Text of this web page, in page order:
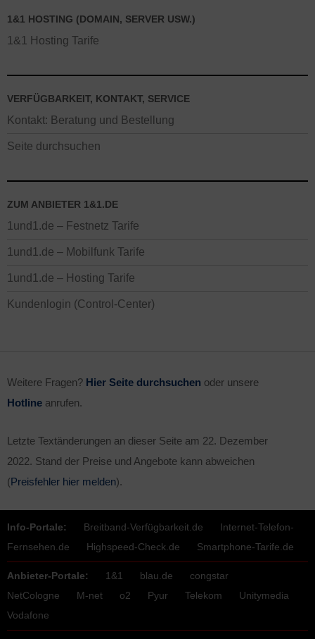
1&1 HOSTING (DOMAIN, SERVER USW.)
1&1 Hosting Tarife
VERFÜGBARKEIT, KONTAKT, SERVICE
Kontakt: Beratung und Bestellung
Seite durchsuchen
ZUM ANBIETER 1&1.DE
1und1.de – Festnetz Tarife
1und1.de – Mobilfunk Tarife
1und1.de – Hosting Tarife
Kundenlogin (Control-Center)
Weitere Fragen? Hier Seite durchsuchen oder unsere
Hotline anrufen.
Letzte Textänderungen an dieser Seite am 22. Dezember
2022. Stand der Preise und Angebote kann abweichen
(Preisfehler hier melden).
Info-Portale: Breitband-Verfügbarkeit.de
Internet-Telefon-
Fernsehen.de
Highspeed-Check.de Smartphone-Tarife.de
Anbieter-Portale: 1&1 blau.de
congstar
NetCologne
M-net o2 Pyur Telekom
Unitymedia
Vodafone